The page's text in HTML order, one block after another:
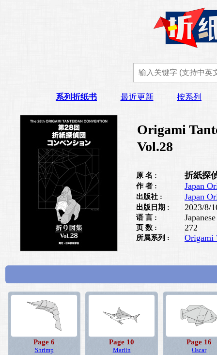
系列折纸书 最近更新 按系列
Origami
Vol.28
原 名 : 折紙探
作 者 : Japan
出版社 : Japan
出版日期 : 2023/8/
语 言 :
页 数 : 272
所属系列 : Origami
Page 6
Shrimp
Page 10
Marlin
Page 16
Oscar